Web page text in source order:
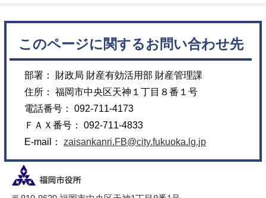
このページに関するお問い合わせ先
部署： 財政局 財産有効活用部 財産管理課
住所： 福岡市中央区天神１丁目８番１号
電話番号： 092-711-4173
ＦＡＸ番号： 092-711-4833
E-mail：zaisankanri.FB@city.fukuoka.lg.jp